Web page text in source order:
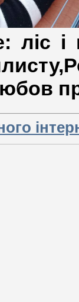
ліс